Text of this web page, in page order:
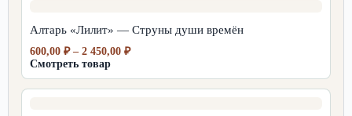
Алтарь «Лилит» — Струны души времён
600,00 ₽ – 2 450,00 ₽Диапазон
600,00 ₽
–
Смотреть товар